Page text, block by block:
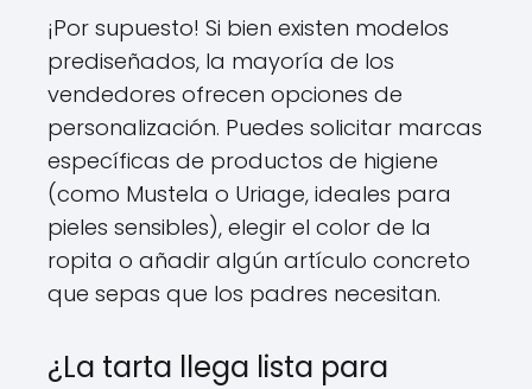
¡Por supuesto! Si bien existen modelos
prediseñados, la mayoría de los
vendedores ofrecen opciones de
personalización. Puedes solicitar marcas
específicas de productos de higiene
(como Mustela o Uriage, ideales para
pieles sensibles), elegir el color de la
ropita o añadir algún artículo concreto
que sepas que los padres necesitan.
¿La tarta llega lista para